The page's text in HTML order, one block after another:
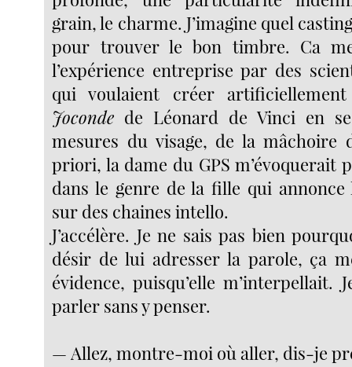
grain, le charme. J’imagine quel
pour trouver le bon timbre. Ca
l’expérience entreprise par des
qui voulaient créer
Joconde de Léonard de Vinci en
mesures du visage, de la mâchoire
priori, la dame du GPS m’évoquerait
dans le genre de la fille qui annonce
sur des chaines intello.
J’accélère. Je ne sais pas bien
désir de lui adresser la parole, ça
évidence, puisqu’elle m’interpellait.
parler sans y penser.
— Allez, montre-moi où aller, dis-je